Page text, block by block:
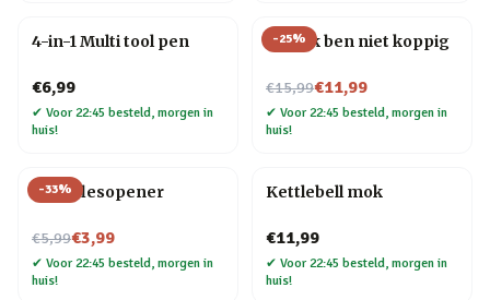
4-in-1 Multi tool pen
€6,99
✔ Voor 22:45 besteld, morgen in
huis!
-25%
Mok Ik ben niet koppig
€15,99
Nu voor€11,99
✔ Voor 22:45 besteld, morgen in
huis!
-33%
Fiets flesopener
€5,99
Nu voor€3,99
✔ Voor 22:45 besteld, morgen in
huis!
Kettlebell mok
€11,99
✔ Voor 22:45 besteld, morgen in
huis!